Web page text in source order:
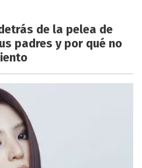
de la pelea de
padres y por qué no